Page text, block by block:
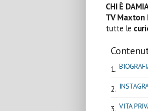
CHI È
TV Maxton
tutte le
VITA